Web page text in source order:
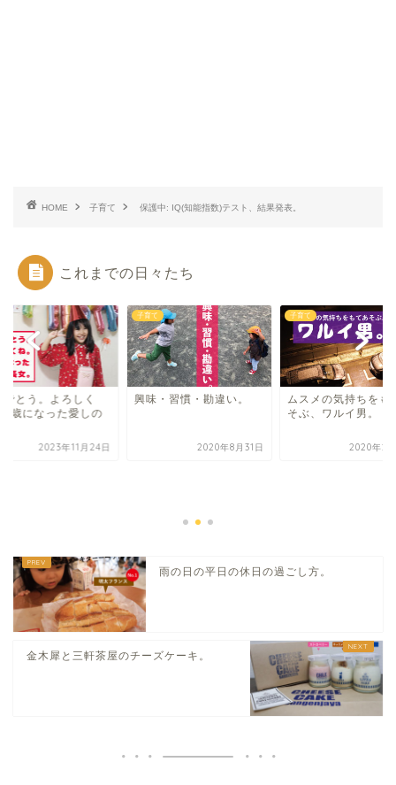
HOME 子育て 保護中: IQ(知能指数)テスト、結果発表。
これまでの日々たち
でとう。よろしく
8歳になった愛しの
2023年11月24日
子育て
興味・習慣・勘違い。
2020年8月31日
子育て
ムスメの気持ちをも
そぶ、ワルイ男。
2020年2
雨の日の平日の休日の過ごし方。
金木犀と三軒茶屋のチーズケーキ。